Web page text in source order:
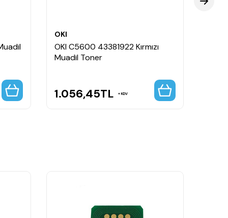
OKI
OKI C5600 43381922 Kırmızı
Muadil Toner
1.056,45TL KDV